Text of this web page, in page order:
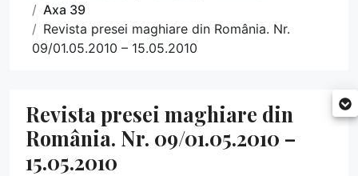
Axa 39
Revista presei maghiare din România. Nr.
09/01.05.2010 – 15.05.2010
Revista presei maghiare din
România. Nr. 09/01.05.2010 –
15.05.2010